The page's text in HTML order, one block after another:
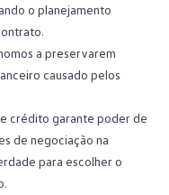
o planejamento
a preservarem
causado pelos
crédito garante poder de
de negociação na
para escolher o